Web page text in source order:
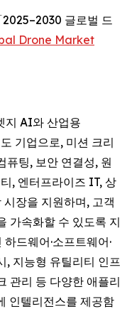
글로벌 드
Drone Market
지 AI와 산업용
기업으로, 미션 크리
퓨팅, 보안 연결성, 원
, 엔터프라이즈 IT, 상
장을 지원하며, 고객
가속화할 수 있도록 지
드웨어·소프트웨어·
, 지능형 유틸리티 인프
관리 등 다양한 애플리
인텔리전스를 제공함